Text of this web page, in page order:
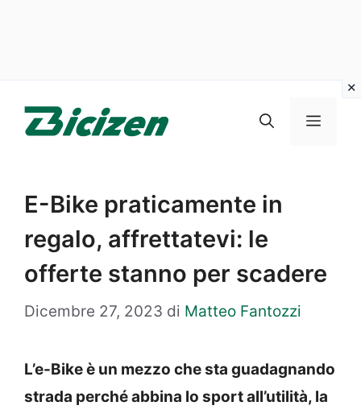
Menu
E-Bike praticamente in
regalo, affrettatevi: le
offerte stanno per scadere
Dicembre 27, 2023 di Matteo Fantozzi
L’e-Bike è un mezzo che sta guadagnando
strada perché abbina lo sport all’utilità, la